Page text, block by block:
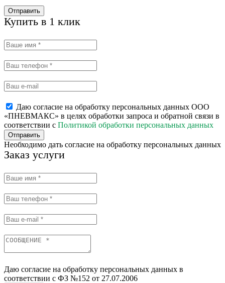
Отправить
Купить в 1 клик
Даю согласие на обработку персональных данных ООО
«ПНЕВМАКС» в целях обработки запроса и обратной связи в
соответствии с Политикой обработки персональных данных
Отправить
Необходимо дать согласие на обработку персональных данных
Заказ услуги
Даю согласие на обработку персональных данных в
соответствии с ФЗ №152 от 27.07.2006